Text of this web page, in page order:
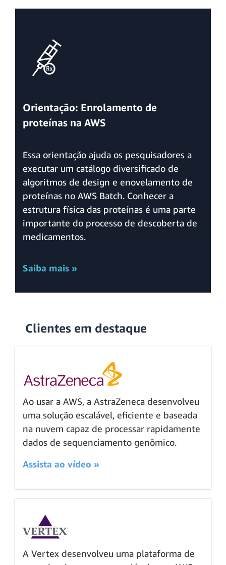
Orientação: Enrolamento de
proteínas na AWS
Essa orientação ajuda os pesquisadores a
executar um catálogo diversificado de
algoritmos de design e enovelamento de
proteínas no AWS Batch. Conhecer a
estrutura física das proteínas é uma parte
importante do processo de descoberta de
medicamentos.
Saiba mais »
Clientes em destaque
Ao usar a AWS, a AstraZeneca desenvolveu
uma solução escalável, eficiente e baseada
na nuvem capaz de processar rapidamente
dados de sequenciamento genômico.
Assista ao vídeo »
A Vertex desenvolveu uma plataforma de